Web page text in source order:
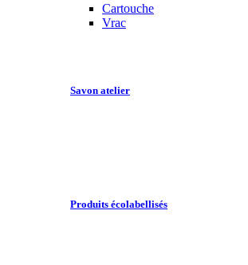
Cartouche
Vrac
Savon atelier
Produits écolabellisés